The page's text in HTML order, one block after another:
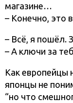
магазине…
– Конечно, это
– Всё, я пошёл.
– А ключи за
Как европейцы
японцы не
“но что